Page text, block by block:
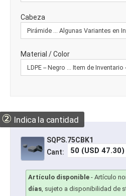
Cabeza
Material / Color
② Indica la cantidad
SQPS.75CBK1
Cant:
Artículo disponible - Artículo
días, sujeto a disponibilidad de